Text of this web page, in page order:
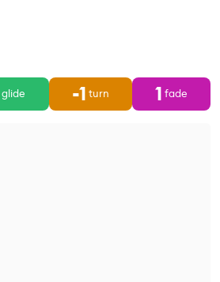
glide -1 turn 1 fade